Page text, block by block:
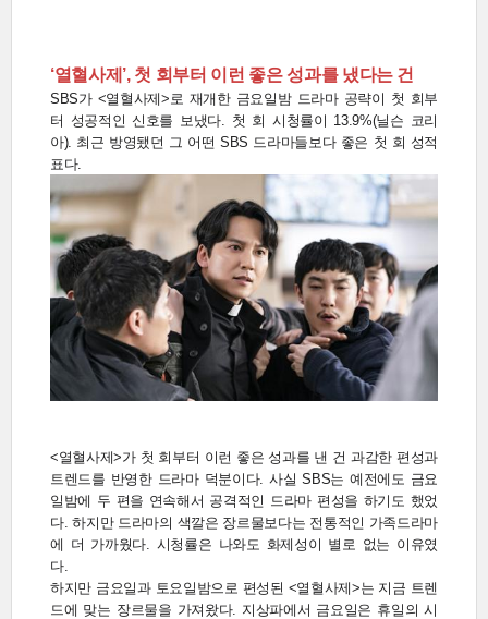
‘열혈사제’, 첫 회부터 이런 좋은 성과를 냈다는 건
SBS가 <열혈사제>로 재개한 금요일밤 드라마 공략이 첫 회부
터 성공적인 신호를 보냈다. 첫 회 시청률이 13.9%(닐슨 코리
아). 최근 방영됐던 그 어떤 SBS 드라마들보다 좋은 첫 회 성적
표다.
<열혈사제>가 첫 회부터 이런 좋은 성과를 낸 건 과감한 편성과
트렌드를 반영한 드라마 덕분이다. 사실 SBS는 예전에도 금요
일밤에 두 편을 연속해서 공격적인 드라마 편성을 하기도 했었
다. 하지만 드라마의 색깔은 장르물보다는 전통적인 가족드라마
에 더 가까웠다. 시청률은 나와도 화제성이 별로 없는 이유였
다.
하지만 금요일과 토요일밤으로 편성된 <열혈사제>는 지금 트렌
드에 맞는 장르물을 가져왔다. 지상파에서 금요일은 휴일의 시